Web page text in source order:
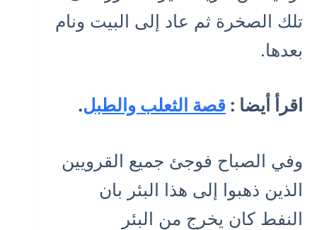
تلك الصخرة ثم عاد إلى البيت ونام
بعدها.
اقرأ أيضا : قصة الثعلب والطبل.
وفي الصباح فوجئ جميع القرويين
الذين ذهبوا إلى هذا البئر بان
النفط كان يخرج من البئر